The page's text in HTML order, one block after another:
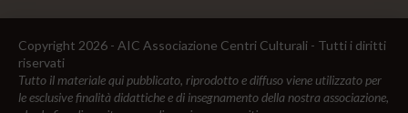
Copyright 2026 - AIC Associazione Centri Culturali - Tutti i diritti
riservati
Tutto il materiale qui pubblicato, riprodotto e diffuso viene utilizzato per
le esclusive finalità didattiche e di insegnamento della nostra associazione,